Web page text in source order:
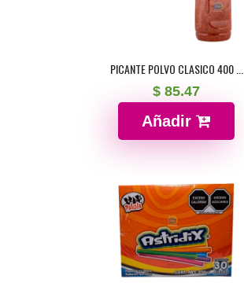
PICANTE POLVO CLASICO 400 ...
$ 85.47
Añadir